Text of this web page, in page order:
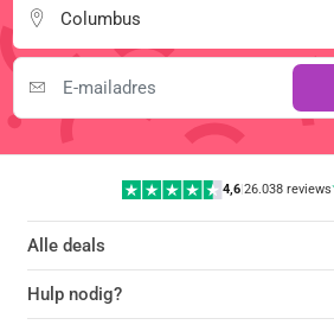
Columbus
4,6|26.038 reviews
Alle deals
Hulp nodig?